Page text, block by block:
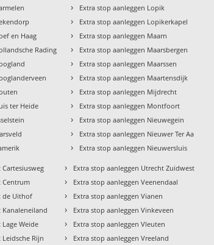
en Haag
Rading
ter Heide
› Extra stop aanleggen Lopik
› Extra stop aanleggen Lopikerkapel
› Extra stop aanleggen Maarn
› Extra stop aanleggen Maarsbergen
› Extra stop aanleggen Maarssen
› Extra stop aanleggen Maartensdijk
› Extra stop aanleggen Mijdrecht
› Extra stop aanleggen Montfoort
› Extra stop aanleggen Nieuwegein
› Extra stop aanleggen Nieuwer Ter Aa
› Extra stop aanleggen Nieuwersluis
Centrum
de Uithof
Kanaleneiland
Weide
Rijn
› Extra stop aanleggen Utrecht Zuidwest
› Extra stop aanleggen Veenendaal
› Extra stop aanleggen Vianen
› Extra stop aanleggen Vinkeveen
› Extra stop aanleggen Vleuten
› Extra stop aanleggen Vreeland